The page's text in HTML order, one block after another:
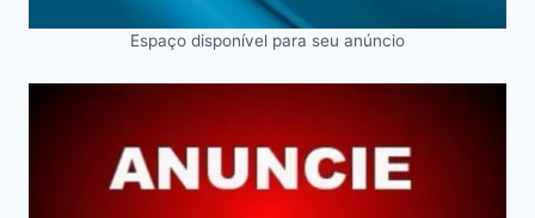
Espaço disponível para seu anúncio